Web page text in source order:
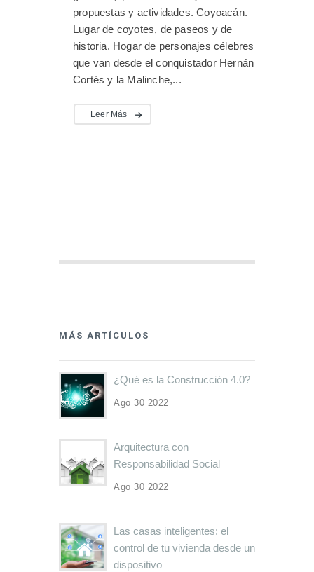
propuestas y actividades. Coyoacán.
Lugar de coyotes, de paseos y de
historia. Hogar de personajes célebres
que van desde el conquistador Hernán
Cortés y la Malinche,...
Leer Más
MÁS ARTÍCULOS
¿Qué es la Construcción 4.0?
Ago 30 2022
Arquitectura con
Responsabilidad Social
Ago 30 2022
Las casas inteligentes: el
control de tu vivienda desde un
dispositivo